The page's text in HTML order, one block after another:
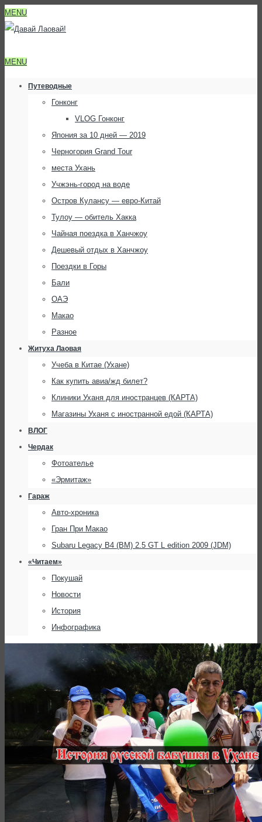
MENU
MENU
Путеводные
Гонконг
VLOG Гонконг
Япония за 10 дней — 2019
Черногория Grand Tour
места Ухань
Учжэнь-город на воде
Остров Кулансу — евро-Китай
Тулоу — обитель Хакка
Чайная поездка в Ханчжоу
Дешевый отдых в Ханчжоу
Поездки в Горы
Бали
ОАЭ
Макао
Разное
Житуха Лаовая
Учеба в Китае (Ухане)
Как купить авиа/жд билет?
Клиники Уханя для иностранцев (КАРТА)
Магазины Уханя с иностранной едой (КАРТА)
ВЛОГ
Чердак
Фотоателье
«Эрмитаж»
Гараж
Авто-хроника
Гран При Макао
Subaru Legacy B4 (BM) 2.5 GT L edition 2009 (JDM)
«Читаем»
Покушай
Новости
История
Инфографика